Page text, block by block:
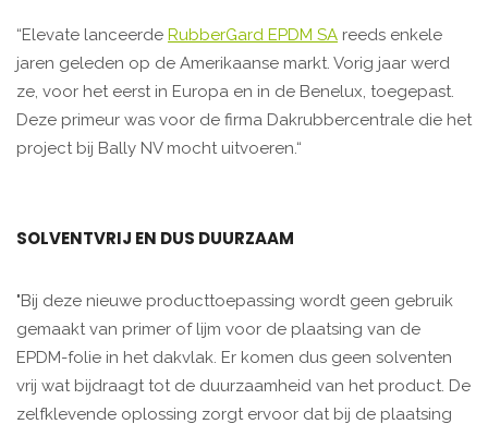
“Elevate lanceerde RubberGard EPDM SA reeds enkele
jaren geleden op de Amerikaanse markt. Vorig jaar werd
ze, voor het eerst in Europa en in de Benelux, toegepast.
Deze primeur was voor de firma Dakrubbercentrale die het
project bij Bally NV mocht uitvoeren.“
SOLVENTVRIJ EN DUS DUURZAAM
"Bij deze nieuwe producttoepassing wordt geen gebruik
gemaakt van primer of lijm voor de plaatsing van de
EPDM-folie in het dakvlak. Er komen dus geen solventen
vrij wat bijdraagt tot de duurzaamheid van het product. De
zelfklevende oplossing zorgt ervoor dat bij de plaatsing